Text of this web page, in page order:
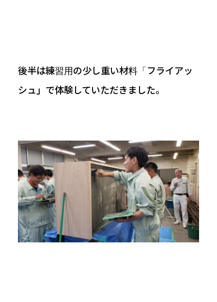
後半は練習用の少し重い材料「フライアッ
シュ」で体験していただきました。